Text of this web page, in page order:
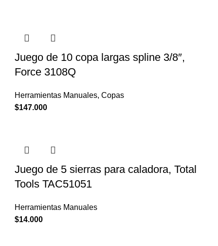
Juego de 10 copa largas spline 3/8″,
Force 3108Q
Herramientas Manuales, Copas
$147.000
Juego de 5 sierras para caladora, Total
Tools TAC51051
Herramientas Manuales
$14.000